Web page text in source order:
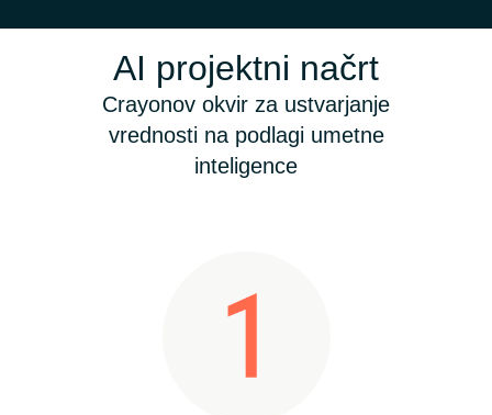
AI projektni načrt
Crayonov okvir za ustvarjanje
vrednosti na podlagi umetne
inteligence